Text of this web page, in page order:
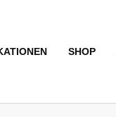
SHOP